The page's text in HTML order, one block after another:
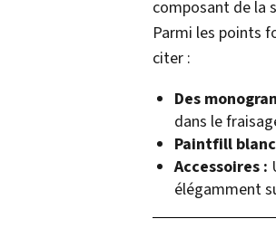
composant de la
Parmi les points
citer :
Des
dans le
Paintfill
Accessoires :
élégamment